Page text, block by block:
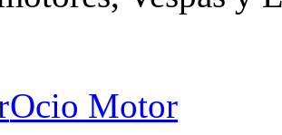
Ocio Motor